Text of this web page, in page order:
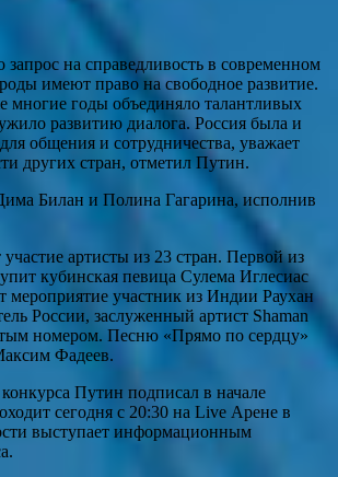
на справедливость в современном
имеют право на свободное развитие.
многие годы объединяло талантливых
развитию диалога. Россия была и
общения и сотрудничества, уважает
других стран, отметил Путин.
Билан и Полина Гагарина, исполнив
артисты из 23 стран. Первой из
кубинская певица Сулема Иглесиас
мероприятие участник из Индии Раухан
России, заслуженный артист Shaman
номером. Песню «Прямо по сердцу»
Фадеев.
Путин подписал в начале
сегодня с 20:30 на Live Арене в
выступает информационным